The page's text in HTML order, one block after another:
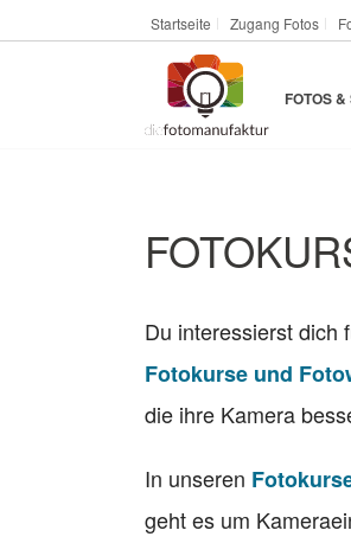
Startseite Zugang Fotos
FOTOS
Du interessierst dich
Fotokurse und
die ihre Kamera
In unseren
geht es um